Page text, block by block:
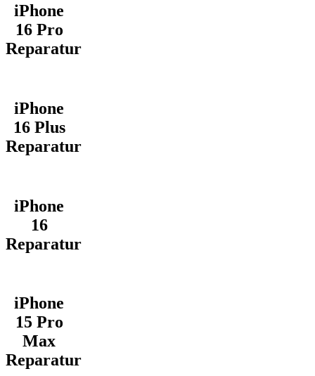
iPhone
16 Pro
Reparatur
iPhone
16 Plus
Reparatur
iPhone
16
Reparatur
iPhone
15 Pro
Max
Reparatur